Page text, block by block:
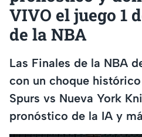
VIVO el juego 1
de la NBA
Las Finales de la NBA
con un choque
Spurs vs Nueva York
pronóstico de la IA y